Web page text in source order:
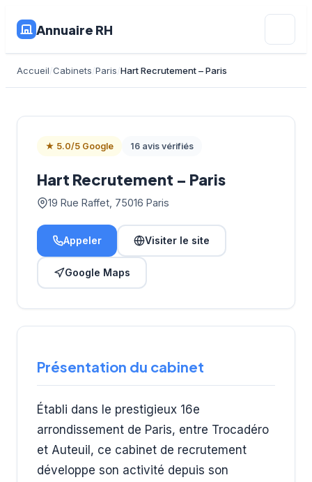
Annuaire RH
Accueil Cabinets Paris Hart Recrutement – Paris
★ 5.0/5 Google 16 avis vérifiés
Hart Recrutement – Paris
19 Rue Raffet, 75016 Paris
Appeler Visiter le site
Google Maps
Présentation du cabinet
Établi dans le prestigieux 16e
arrondissement de Paris, entre Trocadéro
et Auteuil, ce cabinet de recrutement
développe son activité depuis son